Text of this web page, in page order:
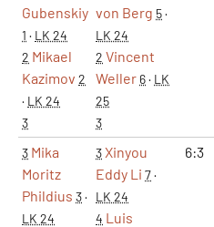
Gubenskiy
1 · LK 24
2 Mikael
Kazimov 2
· LK 24
3
von Berg 5·
LK 24
2 Vincent
Weller 6· LK
25
3
3 Mika
Moritz
Phildius 3·
LK 24
3Xinyou
Eddy Li 7·
LK 24
4 Luis
6:3